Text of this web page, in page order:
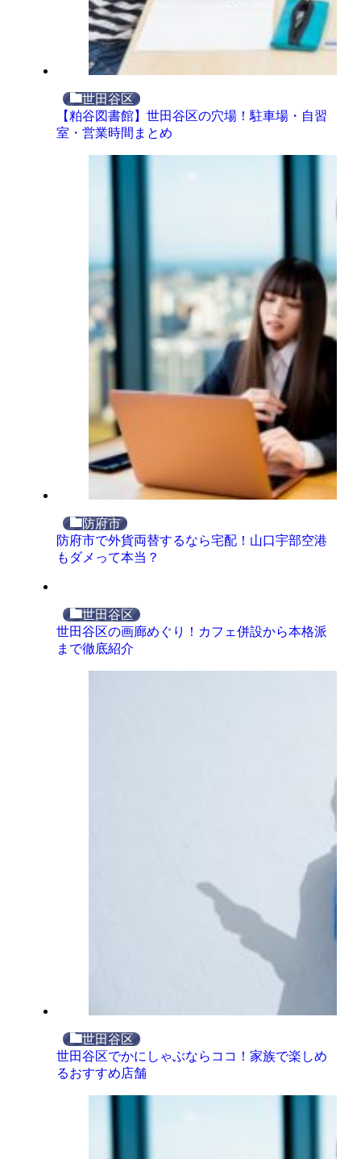
世田谷区
【粕谷図書館】世田谷区の穴場！駐車場・自習
室・営業時間まとめ
防府市
防府市で外貨両替するなら宅配！山口宇部空港
もダメって本当？
世田谷区
世田谷区の画廊めぐり！カフェ併設から本格派
まで徹底紹介
世田谷区
世田谷区でかにしゃぶならココ！家族で楽しめ
るおすすめ店舗